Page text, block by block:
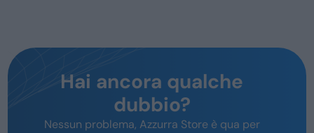
Hai ancora qualche
dubbio?
Nessun problema, Azzurra Store è qua per